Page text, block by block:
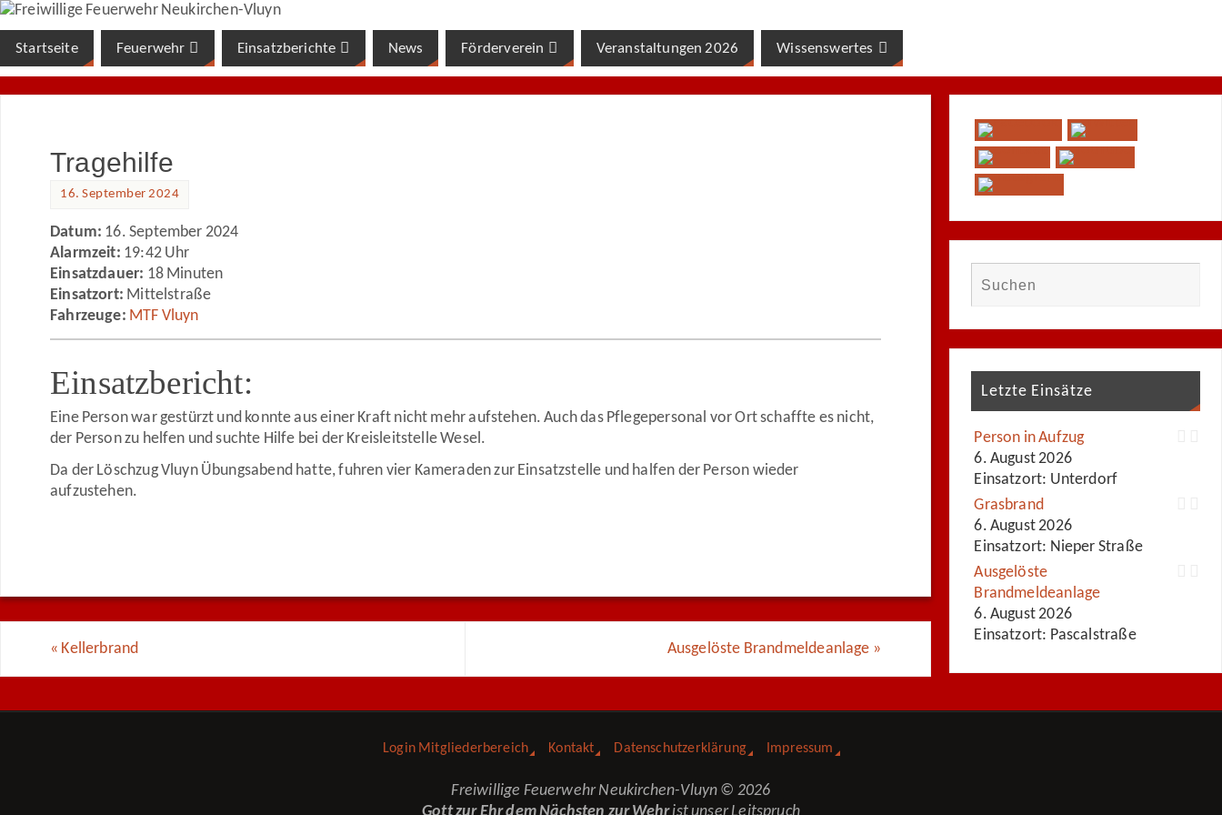
Startseite Feuerwehr Einsatzberichte News Förderverein Veranstaltungen 2026 Wissenswertes
Tragehilfe
16. September 2024
Datum: 16. September 2024
Alarmzeit: 19:42 Uhr
Einsatzdauer: 18 Minuten
Einsatzort: Mittelstraße
Fahrzeuge: MTF Vluyn
Einsatzbericht:
Eine Person war gestürzt und konnte aus einer Kraft nicht mehr aufstehen. Auch das Pflegepersonal vor Ort schaffte es nicht,
der Person zu helfen und suchte Hilfe bei der Kreisleitstelle Wesel.
Da der Löschzug Vluyn Übungsabend hatte, fuhren vier Kameraden zur Einsatzstelle und halfen der Person wieder
aufzustehen.
« Kellerbrand Ausgelöste Brandmeldeanlage »
Letzte Einsätze
Person in Aufzug
6. August 2026
Einsatzort: Unterdorf
Grasbrand
6. August 2026
Einsatzort: Nieper Straße
Ausgelöste
Brandmeldeanlage
6. August 2026
Einsatzort: Pascalstraße
Login Mitgliederbereich Kontakt Datenschutzerklärung Impressum
Freiwillige Feuerwehr Neukirchen-Vluyn © 2026